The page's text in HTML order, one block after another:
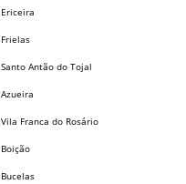
Ericeira
Frielas
Santo Antão do Tojal
Azueira
Vila Franca do Rosário
Boição
Bucelas